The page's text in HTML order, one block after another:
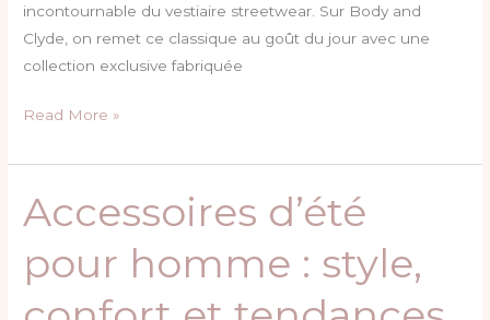
incontournable du vestiaire streetwear. Sur Body and
Clyde, on remet ce classique au goût du jour avec une
collection exclusive fabriquée
Read More »
Accessoires d’été
pour homme : style,
Accessoires
d’été
pour
homme